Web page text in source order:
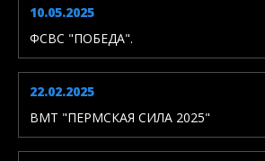
10.05.2025
ФСВС "ПОБЕДА".
22.02.2025
ВМТ "ПЕРМСКАЯ СИЛА 2025"